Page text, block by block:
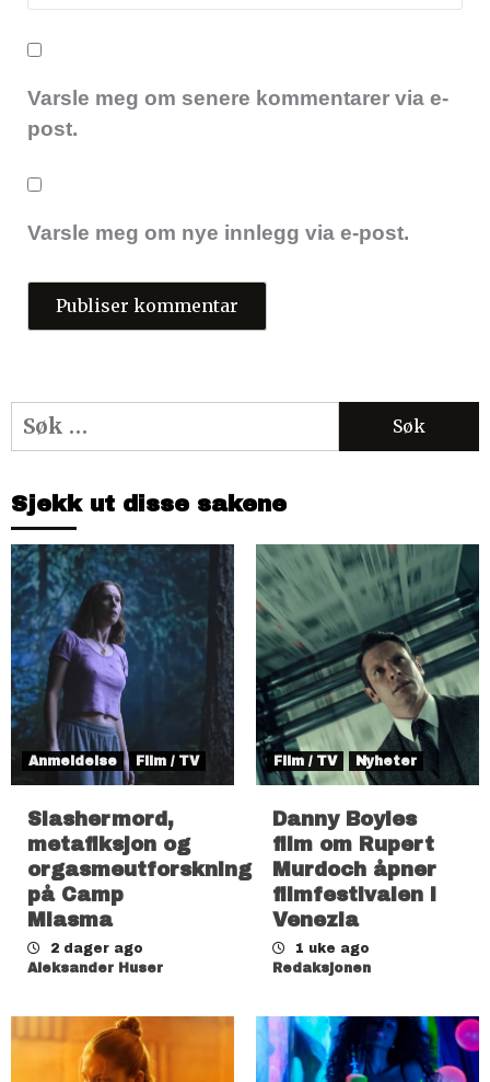
Varsle meg om senere kommentarer via e-
post.
Varsle meg om nye innlegg via e-post.
Søk
etter:
Sjekk ut disse sakene
Anmeldelse Film / TV
Slashermord,
metafiksjon og
orgasmeutforskning
på Camp
Miasma
2 dager ago
Aleksander Huser
Film / TV Nyheter
Danny Boyles
film om Rupert
Murdoch åpner
filmfestivalen i
Venezia
1 uke ago
Redaksjonen